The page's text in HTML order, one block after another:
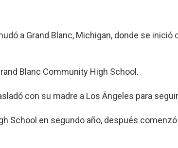
a Grand Blanc, Michigan, donde se
Blanc Community High School.
con su madre a Los Ángeles para
School en segundo año, después